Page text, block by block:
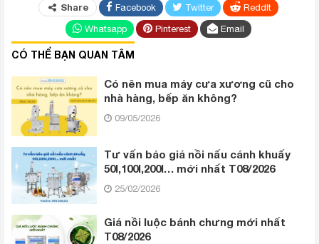
Share Facebook Twitter
ReddIt
Whatsapp
Pinterest Email
CÓ THỂ BẠN QUAN TÂM
Có nên mua máy cưa xương cũ cho
nhà hàng, bếp ăn không?
09/05/2026
Tư vấn báo giá nồi nấu cánh khuấy
50l,100l,200l… mới nhất T08/2026
25/02/2026
Giá nồi luộc bánh chưng mới nhất
T08/2026